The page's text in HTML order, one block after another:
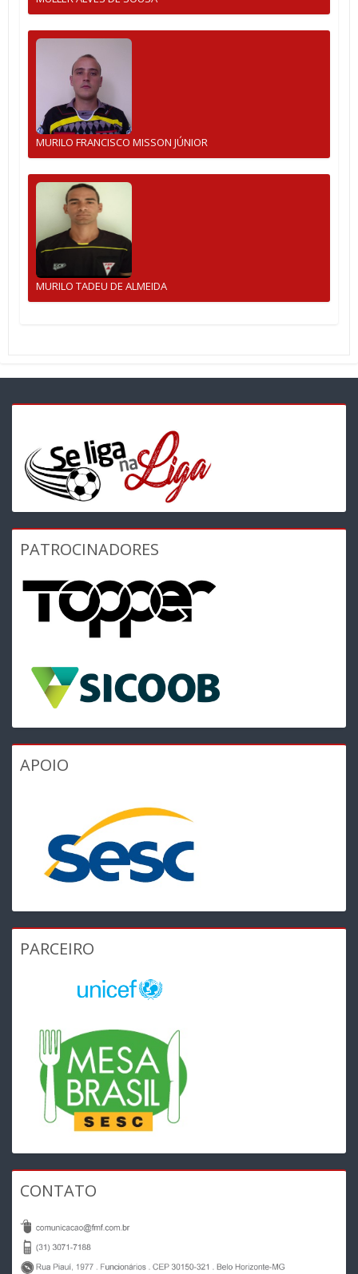
MURILO FRANCISCO MISSON JÚNIOR
MURILO TADEU DE ALMEIDA
PATROCINADORES
APOIO
PARCEIRO
CONTATO